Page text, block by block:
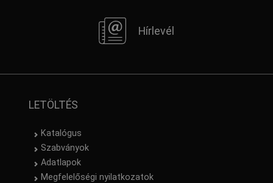
Hírlevél
LETÖLTÉS
Katalógus
Szabványok
Adatlapok
Megfelelőségi nyilatkozatok